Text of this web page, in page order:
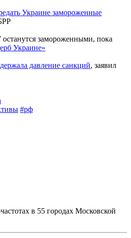
Украине замороженные
замороженными, пока
Украине»
давление санкций, заявил
#рф
в 55 городах Московской